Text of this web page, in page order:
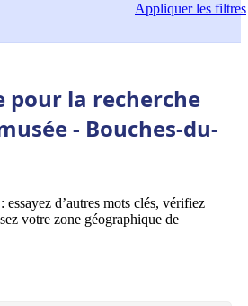
Appliquerles filtres
pour la recherche
- Bouches-du-
d’autres mots clés, vérifiez
votre zone géographique de